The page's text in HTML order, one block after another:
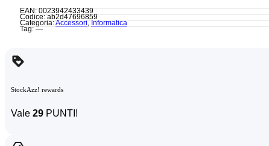
EAN: 0023942433439
Codice: ab2d47696859
Categoria:Accessori,Informatica
Tag: —
StockAzz! rewards
Vale 29 PUNTI!